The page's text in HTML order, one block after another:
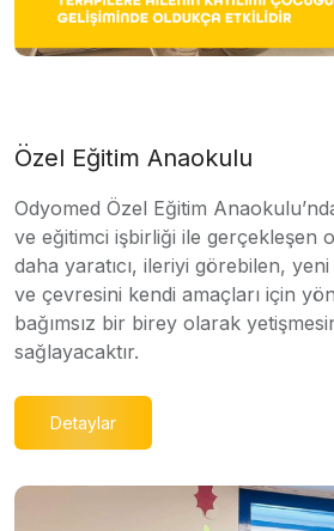
Özel Eğitim Anaokulu
Odyomed Özel Eğitim
ve eğitimci işbirliği ile gerçekleşen
daha yaratıcı, ileriyi görebilen,
ve çevresini kendi amaçları için
bağımsız bir birey olarak
sağlayacaktır.
Detaylar